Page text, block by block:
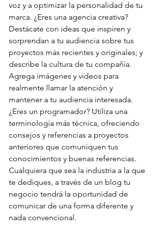
voz y a optimizar la personalidad de tu
marca. ¿Eres una agencia creativa?
Destácate con ideas que inspiren y
sorprendan a tu audiencia sobre tus
proyectos más recientes y originales; y
describe la cultura de tu compañía.
Agrega imágenes y videos para
realmente llamar la atención y
mantener a tu audiencia interesada.
¿Eres un programador? Utiliza una
terminología más técnica, ofreciendo
consejos y referencias a proyectos
anteriores que comuniquen tus
conocimientos y buenas referencias.
Cualquiera que sea la industria a la que
te dediques, a través de un blog tu
negocio tendrá la oportunidad de
comunicar de una forma diferente y
nada convencional.